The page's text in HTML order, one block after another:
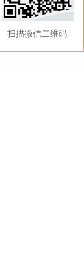
扫描微信二维码